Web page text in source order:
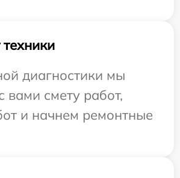
диагностики мы
вами смету работ,
и начнем ремонтные